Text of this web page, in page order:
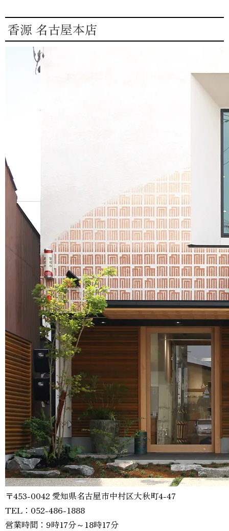
香源 名古屋本店
〒453-0042 愛知県名古屋市中村区大秋町4-47
TEL：052-486-1888
営業時間：9時17分～18時17分